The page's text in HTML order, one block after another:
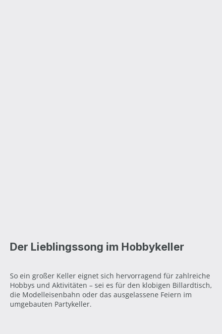
Der Lieblingssong im Hobbykeller
So ein großer Keller eignet sich hervorragend für zahlreiche
Hobbys und Aktivitäten – sei es für den klobigen Billardtisch,
die Modelleisenbahn oder das ausgelassene Feiern im
umgebauten Partykeller.